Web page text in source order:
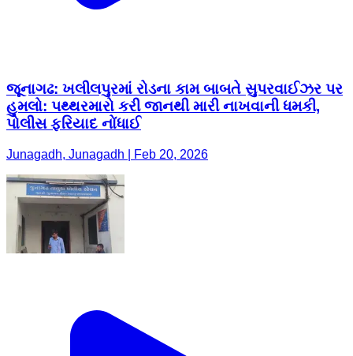
જૂનાગઢ: ખલીલપુરમાં રોડના કામ બાબતે સુપરવાઈઝર પર
હુમલો: પથ્થરમારો કરી જાનથી મારી નાખવાની ધમકી,
પોલીસ ફરિયાદ નોંધાઈ
Junagadh, Junagadh | Feb 20, 2026